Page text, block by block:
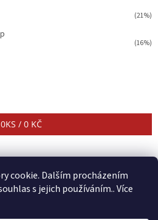
cookie. Dalším procházením
s jejich používáním.. Více
(21%)
(16%)
0KS / 0 KČ